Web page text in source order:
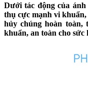
Dưới tác động của
thụ cực mạnh vi
hủy chúng hoàn toàn,
khuẩn, an toàn cho sức